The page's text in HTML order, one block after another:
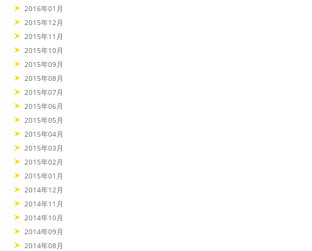
2016年01月
2015年12月
2015年11月
2015年10月
2015年09月
2015年08月
2015年07月
2015年06月
2015年05月
2015年04月
2015年03月
2015年02月
2015年01月
2014年12月
2014年11月
2014年10月
2014年09月
2014年08月